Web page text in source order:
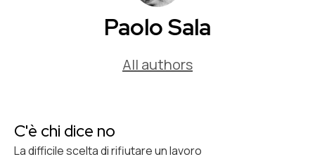
Paolo Sala
All authors
C'è chi dice no
La difficile scelta di rifiutare un lavoro